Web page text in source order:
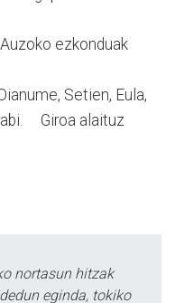
ezkonduak
Setien, Eula,
Giroa alaituz
nortasun hitzak
eginda, tokiko